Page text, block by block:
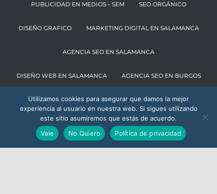
PUBLICIDAD EN MEDIOS – SEM SEO ORGÁNICO
DISEÑO GRAFICO MARKETING DIGITAL EN SALAMANCA
AGENCIA SEO EN SALAMANCA
DISEÑO WEB EN SALAMANCA AGENCIA SEO EN BURGOS
MARKETING DIGITAL EN BURGOS
AGENCIA SEO EN VALLADOLID
Utilizamos cookies para asegurar que damos la mejor
experiencia al usuario en nuestra web. Si sigues utilizando
este sitio asumiremos que estás de acuerdo.
Vale
No Quiero Política de privacidad